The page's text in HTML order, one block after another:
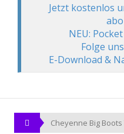
Jetzt kostenlos
NEU:
Folge
E-Download &
Cheyenne Big Boots